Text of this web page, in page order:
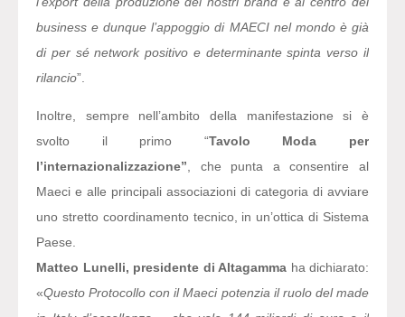
business e dunque l’appoggio di MAECI nel mondo è già
di per sé network positivo e determinante spinta verso il
rilancio”.
Inoltre, sempre nell’ambito della manifestazione si è
svolto il primo “Tavolo Moda per
l’internazionalizzazione” , che punta a consentire al
Maeci e alle principali associazioni di categoria di avviare
uno stretto coordinamento tecnico, in un’ottica di Sistema
Paese.
Matteo Lunelli, presidente di Altagamma ha dichiarato:
«Questo Protocollo con il Maeci potenzia il ruolo del made